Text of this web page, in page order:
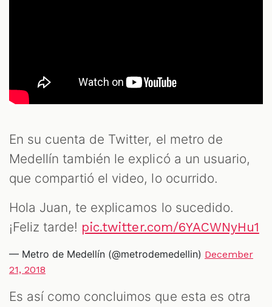
En su cuenta de Twitter, el metro de
Medellín también le explicó a un usuario,
que compartió el video, lo ocurrido.
Hola Juan, te explicamos lo sucedido.
¡Feliz tarde! pic.twitter.com/6YACWNyHu1
— Metro de Medellín (@metrodemedellin) December
21, 2018
Es así como concluimos que esta es otra